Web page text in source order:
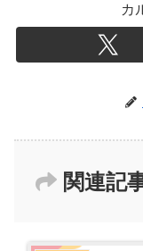
カ
関連記